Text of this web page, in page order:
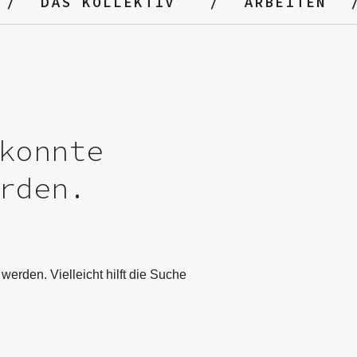
Vielleicht hilft die Suche